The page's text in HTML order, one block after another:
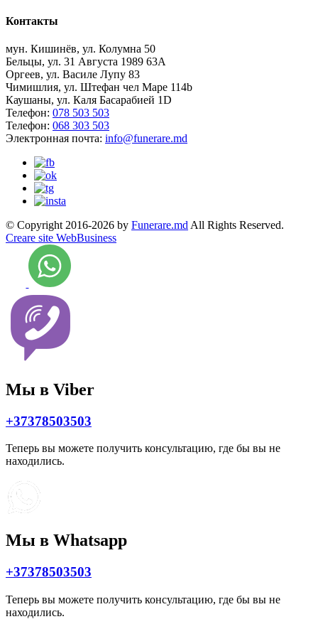
Контакты
мун. Кишинёв, ул. Колумна 50
Бельцы, ул. 31 Августа 1989 63А
Оргеев, ул. Василе Лупу 83
Чимишлия, ул. Штефан чел Маре 114b
Каушаны, ул. Каля Басарабией 1D
Телефон: 078 503 503
Телефон: 068 303 503
Электронная почта: info@funerare.md
© Copyright 2016-2026 by Funerare.md All Rights Reserved.
Creare site WebBusiness
Мы в Viber
+37378503503
Теперь вы можете получить консультацию, где бы вы не
находились.
Мы в Whatsapp
+37378503503
Теперь вы можете получить консультацию, где бы вы не
находились.